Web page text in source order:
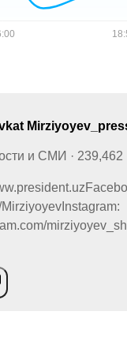
и СМИ · 239,462